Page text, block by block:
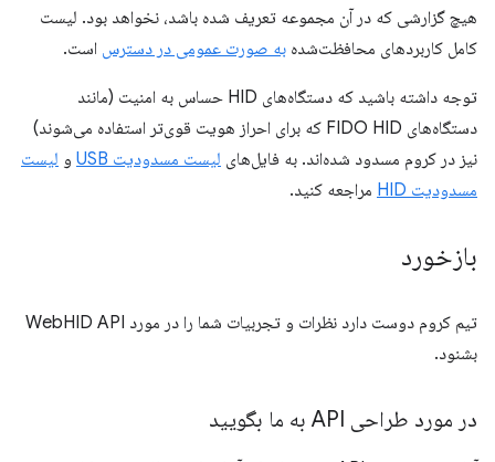
هیچ گزارشی که در آن مجموعه تعریف شده باشد، نخواهد بود. لیست
کامل کاربردهای محافظت‌شده به صورت عمومی در دسترس است.
توجه داشته باشید که دستگاه‌های HID حساس به امنیت (مانند
دستگاه‌های FIDO HID که برای احراز هویت قوی‌تر استفاده می‌شوند)
نیز در کروم مسدود شده‌اند. به فایل‌های لیست مسدودیت USB و لیست
مسدودیت HID
مراجعه کنید.
بازخورد
تیم کروم دوست دارد نظرات و تجربیات شما را در مورد WebHID API
بشنود.
در مورد طراحی API به ما بگویید